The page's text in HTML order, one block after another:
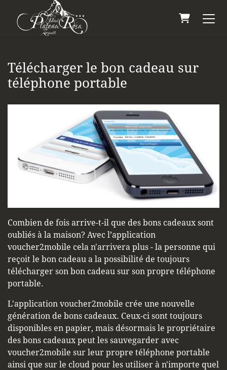
Panier
Télécharger le bon cadeau sur
téléphone portable
Combien de fois arrive-t-il que des bons cadeaux sont
oubliés à la maison? Avec l’application
voucher2mobile cela n'arrivera plus - la personne qui
reçoit le bon cadeau a la possibilité de toujours
télécharger son bon cadeau sur son propre téléphone
portable.
L'application voucher2mobile crée une nouvelle
génération de bons cadeaux. Ceux-ci sont toujours
disponibles en papier, mais désormais le propriétaire
des bons cadeaux peut les sauvegarder avec
voucher2mobile sur leur propre téléphone portable
ainsi que sur le cloud pour les utiliser à n'importe quel